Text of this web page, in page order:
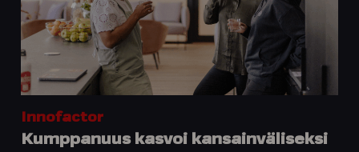
Innofactor
Kumppanuus kasvoi kansainväliseksi